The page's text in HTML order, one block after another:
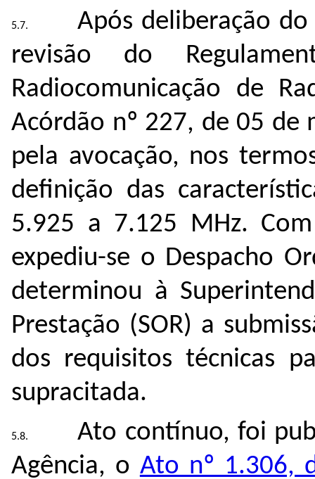
Após deliberação
revisão do
Radiocomunicação de
Acórdão nº 227, de 05 de
pela avocação, nos
definição das
5.925 a 7.125 MHz.
expediu-se o Despacho
determinou à
Prestação (SOR) a
dos requisitos técnicas
supracitada.
Ato contínuo, foi
Agência, o Ato nº 1.306,